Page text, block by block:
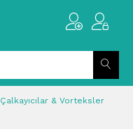
Çalkayıcılar & Vorteksler